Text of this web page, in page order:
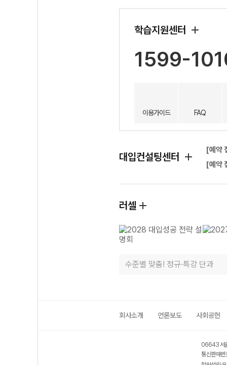
학습지원센터
1599-
이용가이드 FAQ
대입컨설팅센터
[예약
[예약
러셀
수준별 맞춤! 정규·특강 단과
회사소개 언론보도 사회공헌
06643 서
통신판매